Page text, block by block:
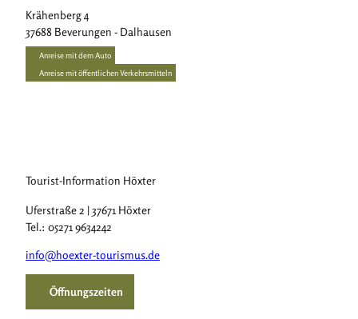
Krähenberg 4
37688 Beverungen - Dalhausen
Anreise mit dem Auto
Anreise mit öffentlichen Verkehrsmitteln
Tourist-Information Höxter
Uferstraße 2 | 37671 Höxter
Tel.: 05271 9634242
info@hoexter-tourismus.de
Öffnungszeiten